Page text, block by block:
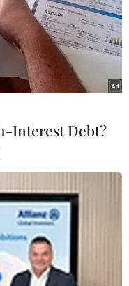
Interest Debt?